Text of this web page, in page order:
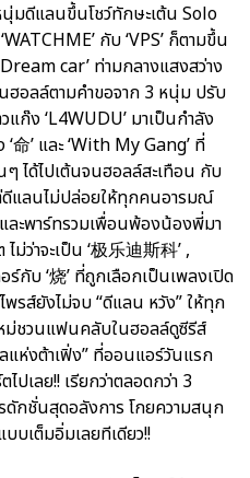
มดีแลนขึ้นโชว์ทักษะเต้น Solo
กับ ‘VPS’ ก็ตามขึ้น
car’ ท่ามกลางแสงสว่าง
อลล์ตามคำขอจาก 3 หนุ่ม ปรับ
แก๊ง ‘L4WUDU’ มาเป็นกำลัง
命’ และ ‘With My Gang’ ที่
ได้ไปเต้นจนฮอลล์สะเทือน กับ
แลนไม่ปล่อยให้ทุกคนอารมณ์
ละพาร์ทรวมเพื่อนพ้องน้องพี่มา
ว่าจะเป็น ‘极乐迪斯科’ ,
ร์กับ ‘烧’ ที่ถูกเลือกเป็นเพลงเปิด
พรส์ยังไม่จบ “ดีแลน หวัง” ให้ทุก
ม่ชวนแฟนคลับในฮอลล์ดูซีรีส์
แห่งต้าเฟิ่ง” ที่ออนแอร์วันแรก
ปเลย!! เรียกว่าตลอดกว่า 3
ดักชั่นสุดอลังการ โกยความสนุก
บเต็มอิ่มเลยทีเดียว!!